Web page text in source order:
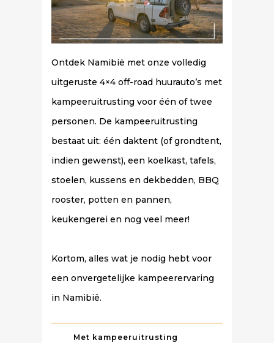
Ontdek Namibië met onze volledig
uitgeruste 4×4 off-road huurauto’s met
kampeeruitrusting voor één of twee
personen. De kampeeruitrusting
bestaat uit: één daktent (of grondtent,
indien gewenst), een koelkast, tafels,
stoelen, kussens en dekbedden, BBQ
rooster, potten en pannen,
keukengerei en nog veel meer!
Kortom, alles wat je nodig hebt voor
een onvergetelijke kampeerervaring
in Namibië.
Met kampeeruitrusting